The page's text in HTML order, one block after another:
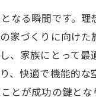
なる瞬間です。
家づくりに向け
、家族にとって
、快適で機能的
とが成功の鍵と